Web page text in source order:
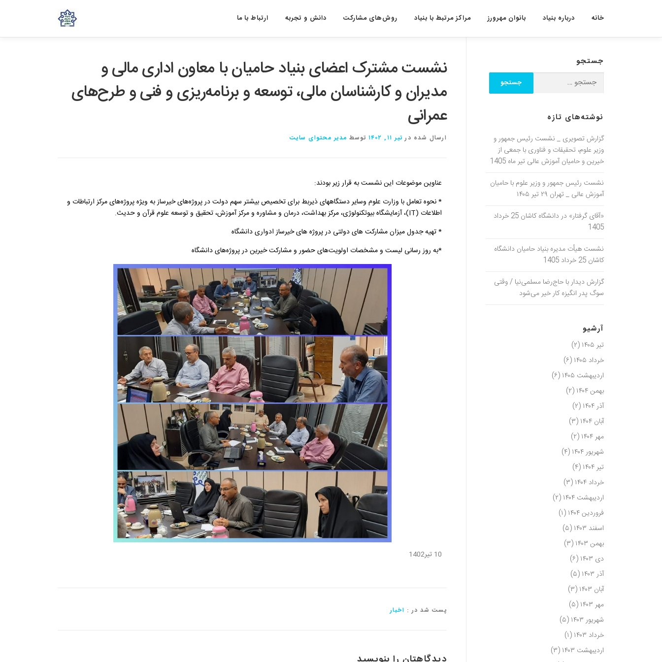
ارتباط با ما دانش و تجربه روش‌های مشارکت مراکز مرتبط با بنیاد بانوان مهرورز درباره بنیاد خانه
نشست مشترک اعضای بنیاد حامیان با معاون اداری مالی و
مدیران و کارشناسان مالی، توسعه و برنامه‌ریزی و فنی و طرح‌های
عمرانی
ارسال شده در تیر ۱۱, ۱۴۰۲ توسط مدیر محتوای سایت
عناوین موضوعات این نشست به قرار زیر بودند:
* نحوه تعامل با وزارت علوم و‌سایر دستگاههای ذیربط برای تخصیص بیشتر سهم دولت در پروژه‌های خیرساز به ویژه پروژه‌های مرکز ارتباطات و
اطلاعات (IT)، آزمایشگاه بیوتکنولوژی، مرکز بهداشت، درمان و مشاوره و مرکز آموزش، تحقیق و توسعه علوم قرآن و حدیث.
* تهیه جدول میزان مشارکت های دولتی در پروژه های خیر‌ساز ادواری دانشگاه
*به روز رسانی لیست و مشخصات اولویت‌های حضور و مشارکت خیرین در پروژه‌های دانشگاه
10 تیر1402
پست شد در : اخبار
جستجو
نوشته‌های تازه
گزارش تصویری _ نشست رئیس جمهور و
وزیر علوم، تحقیقات و فناوری با جمعی از
خیرین و حامیان آموزش عالی تیر ماه 1405
نشست رئیس جمهور و وزیر علوم با حامیان
آموزش عالی _ تهران ۲۹ تیر ۱۴۰۵
«آقای گرفتار» در دانشگاه کاشان 25 خرداد
1405
نشست هیأت مدیره بنیاد حامیان دانشگاه
کاشان 25 خرداد 1405
گزارش دیدار با حاج‌رضا مسلمی‌نیا / وقتی
سوگ پدر انگیزه کار خیر می‌شود
آرشیو
تیر ۱۴۰۵
(۲)
خرداد ۱۴۰۵
(۶)
اردیبهشت ۱۴۰۵
(۶)
بهمن ۱۴۰۴
(۲)
آذر ۱۴۰۴
(۲)
آبان ۱۴۰۴
(۳)
مهر ۱۴۰۴
(۲)
شهریور ۱۴۰۴
(۴)
تیر ۱۴۰۴
(۴)
خرداد ۱۴۰۴
(۳)
اردیبهشت ۱۴۰۴
(۲)
فروردین ۱۴۰۴
(۱)
اسفند ۱۴۰۳
(۵)
بهمن ۱۴۰۳
(۳)
دی ۱۴۰۳
(۶)
آذر ۱۴۰۳
(۵)
آبان ۱۴۰۳
(۳)
مهر ۱۴۰۳
(۵)
شهریور ۱۴۰۳
(۵)
خرداد ۱۴۰۳
(۱)
اردیبهشت ۱۴۰۳
(۳)